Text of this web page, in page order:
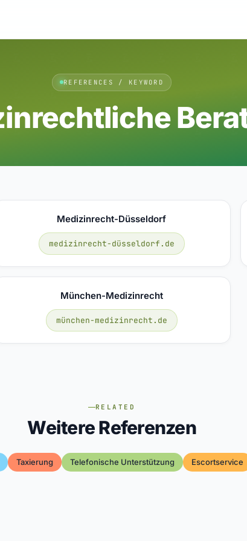
REFERENCES / KEYWORD
Medizinrecht-Düsseldorf
medizinrecht-düsseldorf.de
München-Medizinrecht
münchen-medizinrecht.de
RELATED
Weitere Referenzen
Taxierung Telefonische Unterstützung Escortservice